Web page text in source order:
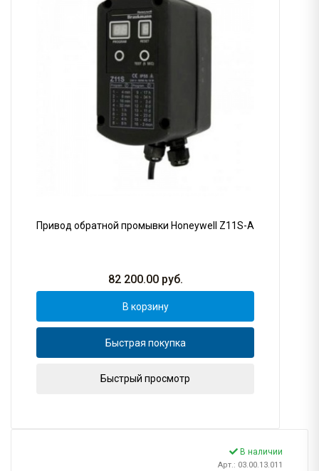
Привод обратной промывки Honeywell Z11S-A
82 200.00руб.
В корзину
Быстрая покупка
Быстрый просмотр
В наличии
Арт.: 03.00.13.011